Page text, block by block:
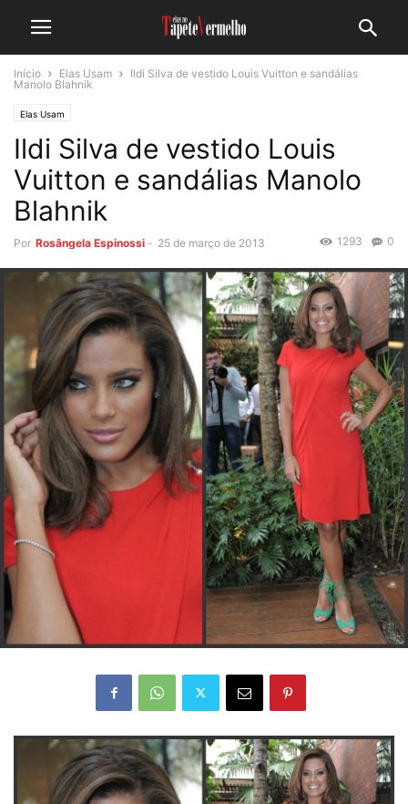
Início Elas Usam
Ildi Silva de vestido Louis Vuitton e sandálias
Manolo Blahnik
Elas Usam
Ildi Silva de vestido Louis
Vuitton e sandálias Manolo
Blahnik
Por Rosângela Espinossi - 25 de março de 2013 0
1293